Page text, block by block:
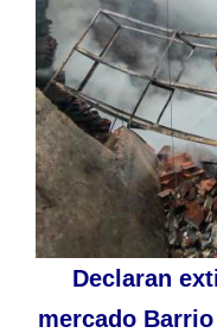
Declaran
mercado